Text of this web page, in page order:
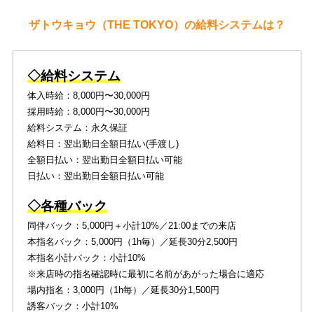
ザトウキョウ（THE TOKYO）の給料システムは？
◇給料システム
体入時給：8,000円〜30,000円
採用時給：8,000円〜30,000円
給料システム：永久保証
給料日：翌出勤日全額日払い(手渡し)
全額日払い：翌出勤日全額日払い可能
日払い：翌出勤日全額日払い可能
◇各種バック
同伴バック：5,000円＋小計10%／21:00までの来店
本指名バック：5,000円（1h毎）／延長30分2,500円
本指名小計バック：小計10%
※来店時の指名確認時に最初に名前があがった場合に適応
場内指名：3,000円（1h毎）／延長30分1,500円
誘客バック：小計10%